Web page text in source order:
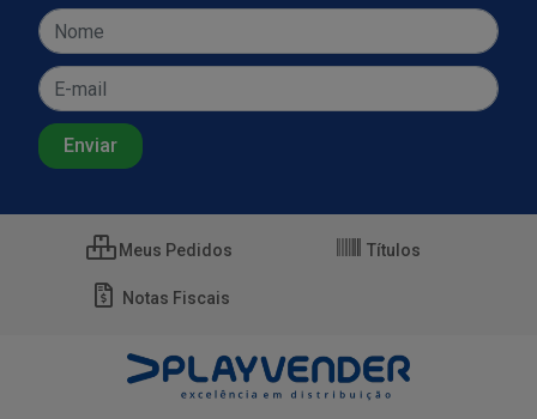
Meus Pedidos Títulos
Notas Fiscais